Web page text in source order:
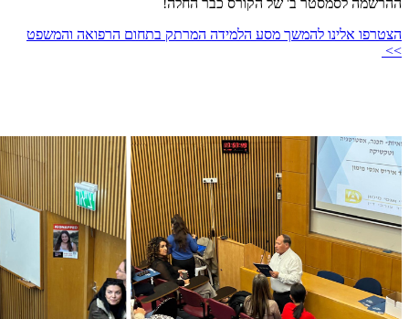
הצטרפו אלינו להמשך מסע הלמידה המרתק בתחום הרפואה והמשפט
>>